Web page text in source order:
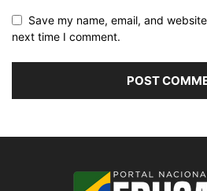
Save my name, email, and
next time I comment.